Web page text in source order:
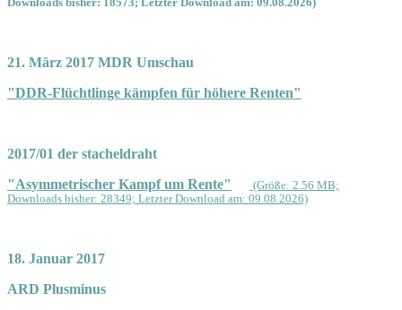
21. März 2017 MDR Umschau
"DDR-Flüchtlinge kämpfen für höhere Renten"
2017/01 der stacheldraht
"Asymmetrischer Kampf um Rente"
(Größe: 2.56 MB;
Downloads bisher: 28349; Letzter Download am: 09.08.2026)
18. Januar 2017
ARD Plusminus